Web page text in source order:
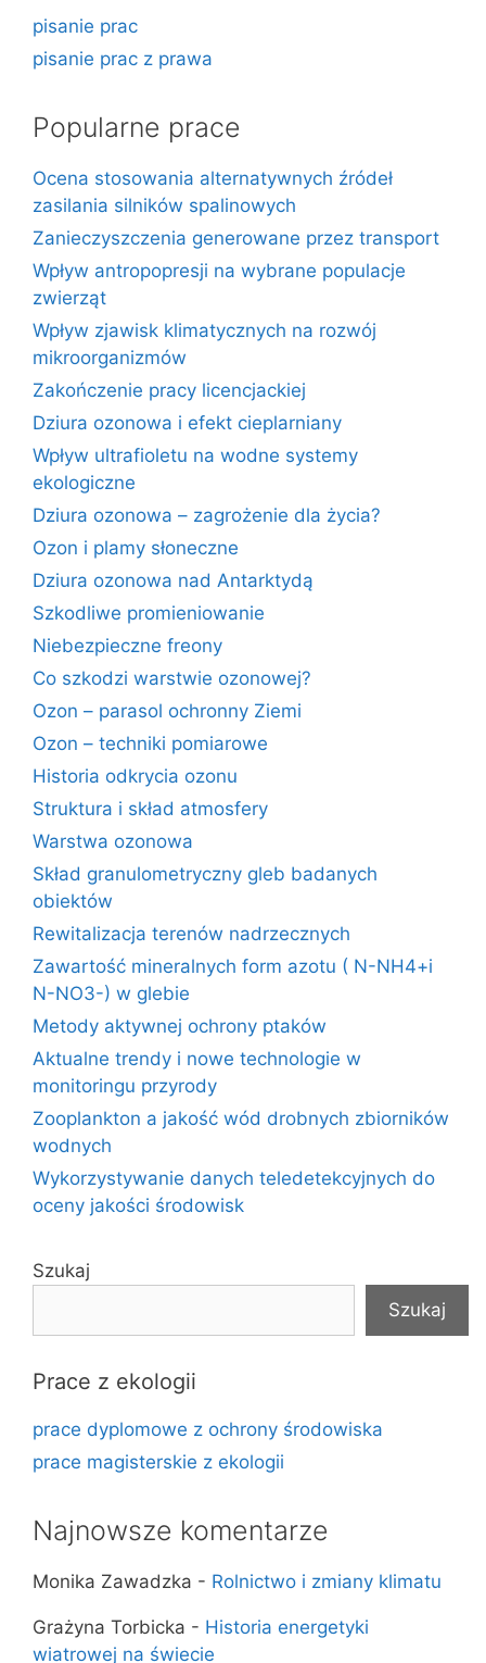
pisanie prac
pisanie prac z prawa
Popularne prace
Ocena stosowania alternatywnych źródeł
zasilania silników spalinowych
Zanieczyszczenia generowane przez transport
Wpływ antropopresji na wybrane populacje
zwierząt
Wpływ zjawisk klimatycznych na rozwój
mikroorganizmów
Zakończenie pracy licencjackiej
Dziura ozonowa i efekt cieplarniany
Wpływ ultrafioletu na wodne systemy
ekologiczne
Dziura ozonowa – zagrożenie dla życia?
Ozon i plamy słoneczne
Dziura ozonowa nad Antarktydą
Szkodliwe promieniowanie
Niebezpieczne freony
Co szkodzi warstwie ozonowej?
Ozon – parasol ochronny Ziemi
Ozon – techniki pomiarowe
Historia odkrycia ozonu
Struktura i skład atmosfery
Warstwa ozonowa
Skład granulometryczny gleb badanych
obiektów
Rewitalizacja terenów nadrzecznych
Zawartość mineralnych form azotu ( N-NH4+i
N-NO3-) w glebie
Metody aktywnej ochrony ptaków
Aktualne trendy i nowe technologie w
monitoringu przyrody
Zooplankton a jakość wód drobnych zbiorników
wodnych
Wykorzystywanie danych teledetekcyjnych do
oceny jakości środowisk
Szukaj
Szukaj
Prace z ekologii
prace dyplomowe z ochrony środowiska
prace magisterskie z ekologii
Najnowsze komentarze
Monika Zawadzka - Rolnictwo i zmiany klimatu
Grażyna Torbicka - Historia energetyki
wiatrowej na świecie